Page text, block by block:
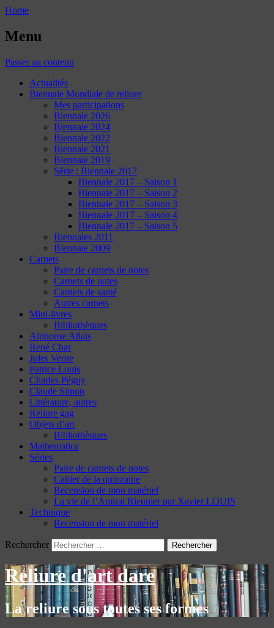
Home
Menu
Passer au contenu
Actualités
Biennale Mondiale de reliure
Mes participations
Biennale 2026
Biennale 2024
Biennale 2022
Biennale 2021
Biennale 2019
Série : Biennale 2017
Biennale 2017 – Saison 1
Biennale 2017 – Saison 2
Biennale 2017 – Saison 3
Biennale 2017 – Saison 4
Biennale 2017 – Saison 5
Biennales 2011
Biennale 2009
Carnets
Paire de carnets de notes
Carnets de notes
Carnets de santé
Autres carnets
Mini-livres
Bibliothèques
Alphonse Allais
René Char
Jules Verne
Patrice Louis
Charles Péguy
Claude Simon
Littérature, autres
Reliure gag
Objets d’art
Bibliothèques
Mathematica
Séries
Paire de carnets de notes
Cahier de la quinzaine
Recension de mon matériel
La vie de l’Amiral Rieunier par Xavier LOUIS
Technique
Recension de mon matériel
Rechercher
Reliure d'art dare
La reliure sous toutes ses formes